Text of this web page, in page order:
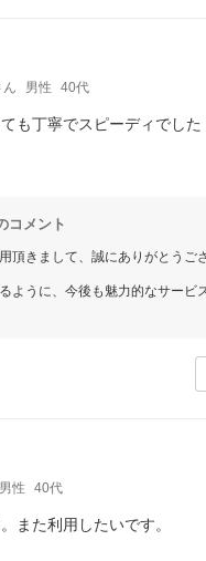
ん
男性 40代
も丁寧でスピーディでした
コメント
頂きまして、誠にありがとうご
ように、今後も魅力的なサービ
男性 40代
また利用したいです。